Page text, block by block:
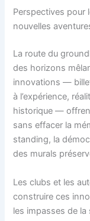
Perspectives pour
nouvelles
La route du
des horizons
innovations —
à l’expérience,
historique —
sans effacer la
standing, la
des murals
Les clubs et les
construire ces
les impasses de